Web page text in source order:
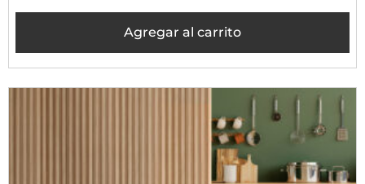
Agregar al carrito